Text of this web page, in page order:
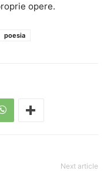
opere.
poesia
Next article